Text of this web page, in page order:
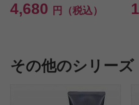
4,680 円（税込）
その他のシリーズ